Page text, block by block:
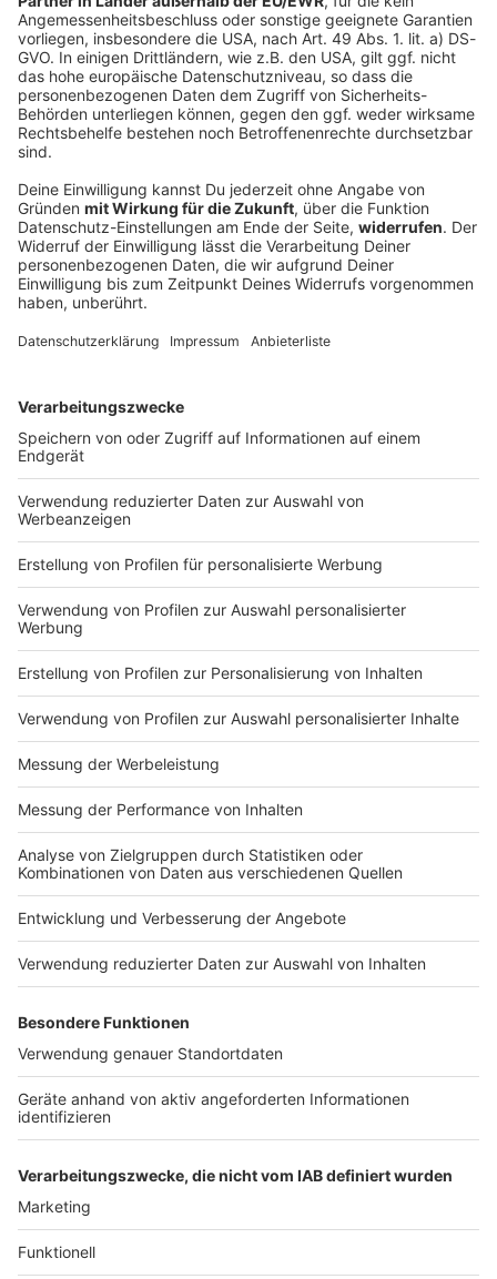
US-Senat stimmt für Gesetz zu Russland-
Sanktionen
Lange wurde darum gestritten, nun hat sich der US-
durchgerungen. Diese dürften vor allem zwei Länder
mitgeht.
DEINE GEMERKTEN ARTIKEL
Du hast dir noch keine Artikel gemerkt
Impressum
Nutzungsbedingungen
Jobs
Presse
Werben
Archiv
ANTENNE BAYERN GROUP
Stiftung ANTENNE BAYERN
hilft
Teilnahmebedingungen
Grounding Page ANTENNE
BAYERN
Kontakt
Studio-Hotline
Verkehrs-Hotline
Newsletter